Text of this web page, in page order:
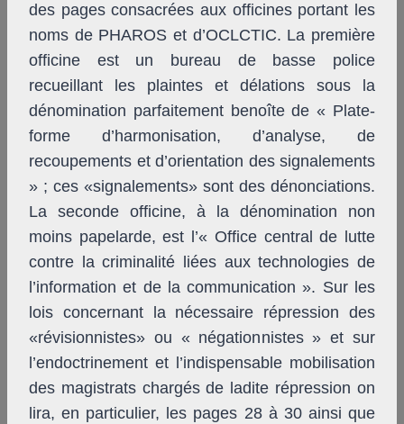
des pages consacrées aux officines portant les
noms de PHAROS et d’OCLCTIC. La première
officine est un bureau de basse police
recueillant les plaintes et délations sous la
dénomination parfaitement benoîte de « Plate-
forme d’harmonisation, d’analyse, de
recoupements et d’orientation des signalements
» ; ces «signalements» sont des dénonciations.
La seconde officine, à la dénomination non
moins papelarde, est l’« Office central de lutte
contre la criminalité liées aux technologies de
l’information et de la communication ». Sur les
lois concernant la nécessaire répression des
«révisionnistes» ou « négationnistes » et sur
l’endoctrinement et l’indispensable mobilisation
des magistrats chargés de ladite répression on
lira, en particulier, les pages 28 à 30 ainsi que